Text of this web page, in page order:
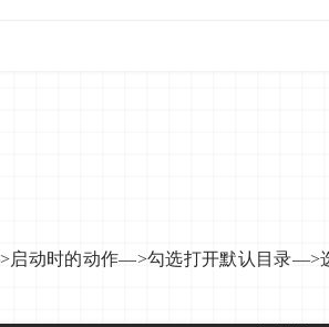
动时的动作—>勾选打开默认目录—>